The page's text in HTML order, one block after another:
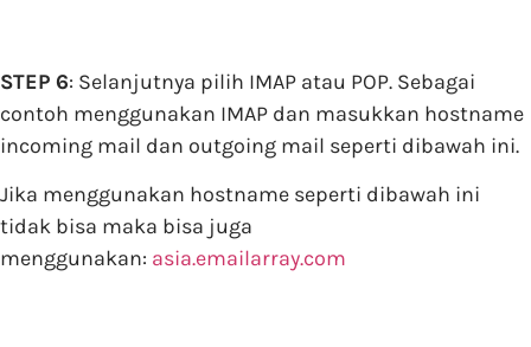
STEP 6: Selanjutnya pilih IMAP atau POP. Sebagai
contoh menggunakan IMAP dan masukkan hostname
incoming mail dan outgoing mail seperti dibawah ini.
Jika menggunakan hostname seperti dibawah ini
tidak bisa maka bisa juga
menggunakan: asia.emailarray.com